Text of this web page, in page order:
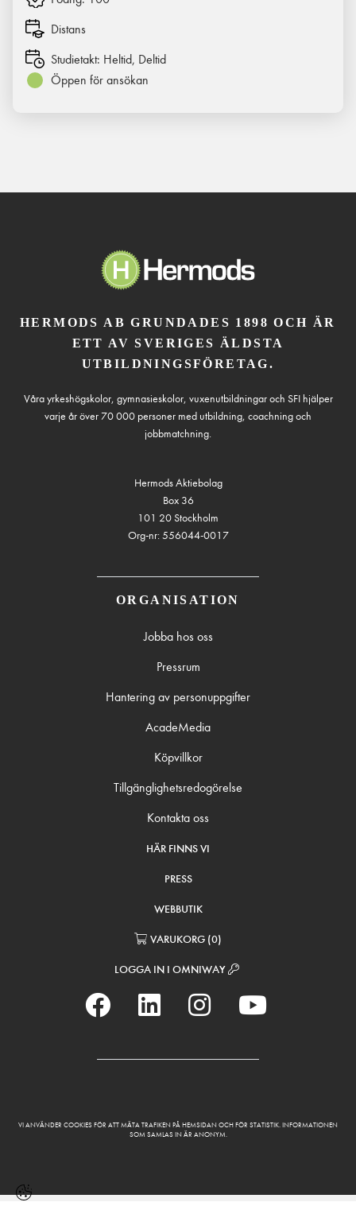
Distans
Studietakt: Heltid, Deltid
Öppen för ansökan
HERMODS AB GRUNDADES 1898 OCH ÄR
ETT AV SVERIGES ÄLDSTA
UTBILDNINGSFÖRETAG.
Våra yrkeshögskolor, gymnasieskolor, vuxenutbildningar och SFI hjälper
varje år över 70 000 personer med utbildning, coachning och
jobbmatchning.
Hermods Aktiebolag
Box 36
101 20 Stockholm
Org-nr: 556044-0017
ORGANISATION
Jobba hos oss
Pressrum
Hantering av personuppgifter
AcadeMedia
Köpvillkor
Tillgänglighetsredogörelse
Kontakta oss
HÄR FINNS VI
PRESS
WEBBUTIK
VARUKORG (0)
LOGGA IN I OMNIWAY
VI ANVÄNDER COOKIES FÖR ATT MÄTA TRAFIKEN PÅ HEMSIDAN OCH FÖR STATISTIK. INFORMATIONEN
SOM SAMLAS IN ÄR ANONYM.